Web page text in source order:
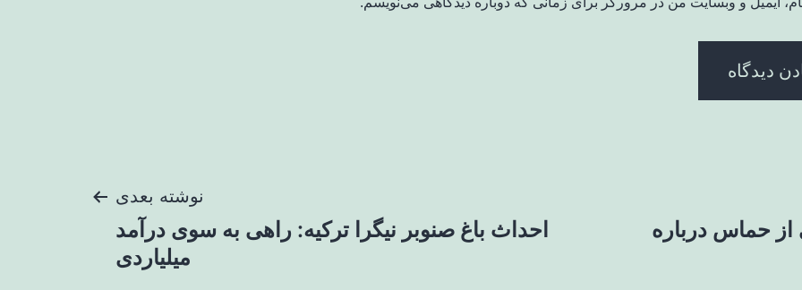
از حماس درباره
نوشته بعدی
احداث باغ صنوبر نیگرا ترکیه: راهی به سوی درآمد
میلیاردی